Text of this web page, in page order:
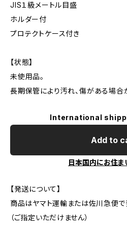
JIS１級メートル目盛
ホルダー付
プロテクトケース付き
【状態】
未使用品。
長期保管により汚れ、傷がある場合
International
Add to
日本国内にお住ま
【発送について】
商品はヤマト運輸または佐川急便で
（ご指定いただけません）